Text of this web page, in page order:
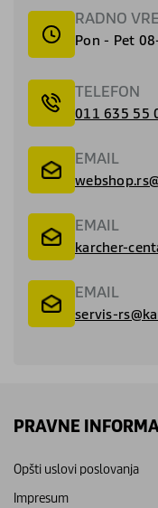
RADNO
Pon - Pet
TELEFON
011 635 55
EMAIL
EMAIL
karcher-
EMAIL
servis-
PRAVNE
Opšti uslovi poslovanja
Impresum